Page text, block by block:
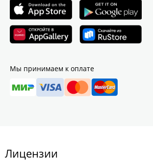
Мы принимаем к оплате
Лицензии